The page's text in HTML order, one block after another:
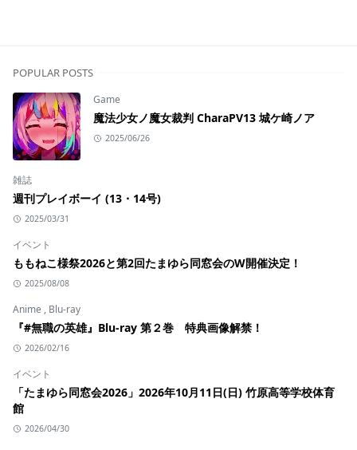
POPULAR POSTS
Game
魔法少女ノ魔女裁判 CharaPV13 城ケ崎ノア
2025/06/26
雑誌
週刊プレイボーイ (13・14号)
2025/03/31
イベント
ももねこ様祭2026と第2回たまゆら同窓会のW開催決定！
2025/08/08
Anime , Blu-ray
『#無職の英雄』Blu-ray 第２巻 特典画像解禁！
2026/02/16
イベント
「たまゆら同窓会2026」2026年10月11日(日) 竹原高等学校体育
館
2026/04/30